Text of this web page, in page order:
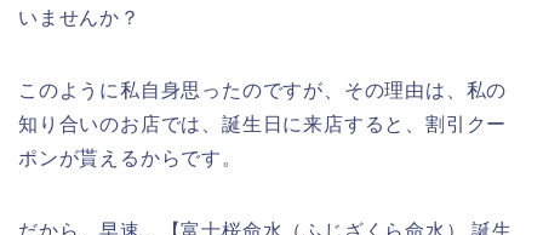
いませんか？
このように私自身思ったのですが、その理由は、私の
知り合いのお店では、誕生日に来店すると、割引クー
ポンが貰えるからです。
だから、早速、【富士桜命水（ふじざくら命水） 誕生